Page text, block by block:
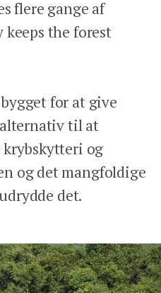
flere gange af
the forest
for at give
til at
krybskytteri og
og det mangfoldige
det.
fre 9-17
Aps